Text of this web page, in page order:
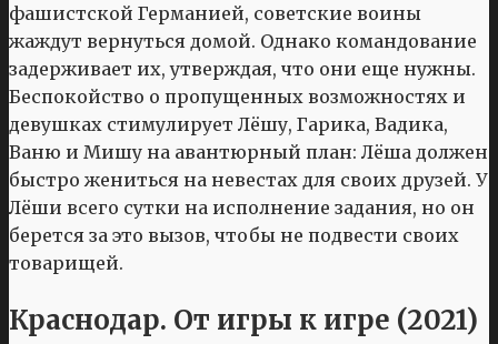
фашистской Германией, советские воины
жаждут вернуться домой. Однако командование
задерживает их, утверждая, что они еще нужны.
Беспокойство о пропущенных возможностях и
девушках стимулирует Лёшу, Гарика, Вадика,
Ваню и Мишу на авантюрный план: Лёша должен
быстро жениться на невестах для своих друзей. У
Лёши всего сутки на исполнение задания, но он
берется за это вызов, чтобы не подвести своих
товарищей.
Краснодар. От игры к игре (2021)